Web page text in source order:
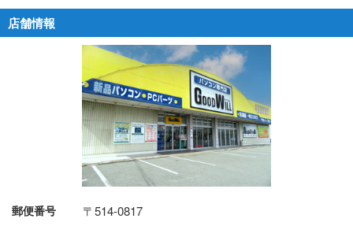
店舗情報
郵便番号 〒514-0817